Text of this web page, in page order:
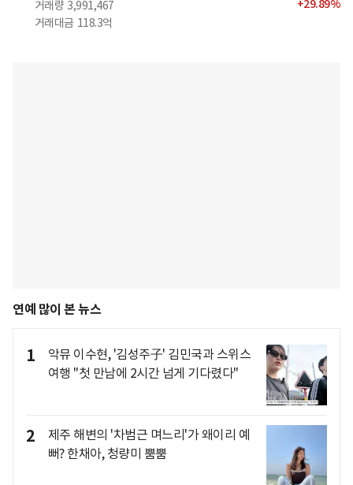
거래량 3,991,467
거래대금 118.3억
+29.89%
연예 많이 본 뉴스
1
악뮤 이수현, '김성주子' 김민국과 스위스
여행 "첫 만남에 2시간 넘게 기다렸다"
2
제주 해변의 '차범근 며느리'가 왜이리 예
뻐? 한채아, 청량미 뿜뿜